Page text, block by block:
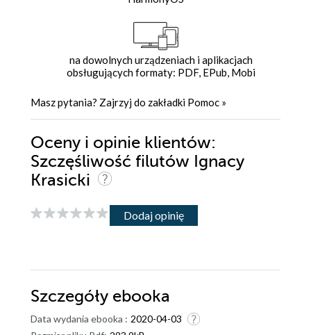
na dowolnych urządzeniach i aplikacjach
obsługujących formaty: PDF, EPub, Mobi
Masz pytania? Zajrzyj do zakładki Pomoc »
Oceny i opinie klientów:
Szczęśliwość filutów Ignacy
Krasicki
Dodaj opinię
Szczegóły ebooka
Data wydania ebooka : 2020-04-03